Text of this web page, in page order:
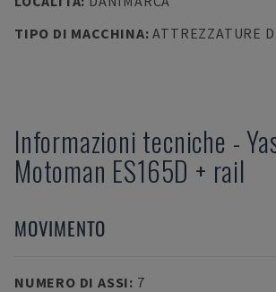
TIPO DI MACCHINA:ATTREZZATURE
Informazioni tecniche -
Motoman ES165D + rail
MOVIMENTO
NUMERO DI ASSI: 7